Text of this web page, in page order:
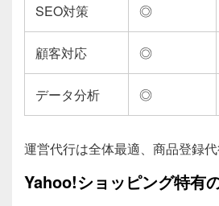
SEO対策 ◎
顧客対応 ◎
データ分析 ◎
運営代行は全体最適、商品登録代
Yahoo!ショッピング特有